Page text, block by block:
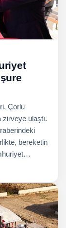
Çorlu
ulaştı.
bereketin